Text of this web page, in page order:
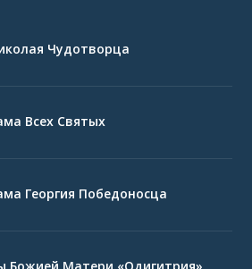
Чудотворца
Всех Святых
Георгия Победоносца
Божией Матери «Одигитрия»